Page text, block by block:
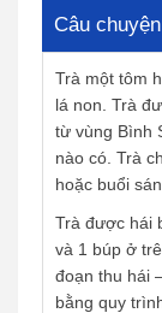
Câu
Trà một tôm
lá non. Trà
từ vùng Bình
nào có. Trà
hoặc buổi
Trà được hái
và 1 búp ở
đoạn thu hái
bằng quy